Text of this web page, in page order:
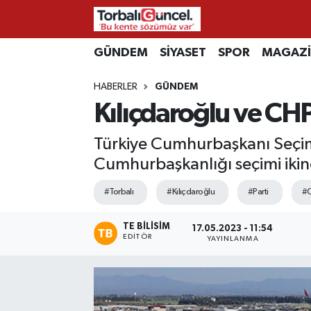
GÜNDEM SİYASET SPOR
HABERLER GÜNDEM
Kılıçdaroğlu ve
Türkiye Cumhurbaşkanı
Cumhurbaşkanlığı seçimi
#Torbalı #Kılıçdaroğlu #Parti
TE BILISIM
EDITÖR
17.05.2023 - 11:54
YAYINLANMA
İzmir Nöbetçi Eczaneler
İzmir Hava Durumu
İzmir Namaz Vakitleri
İzmir Trafik Yoğunluk Haritası
Süper Lig Puan Durumu ve Fikstür
Tüm Manşetler
Son Dakika Haberleri
Haber Arşivi